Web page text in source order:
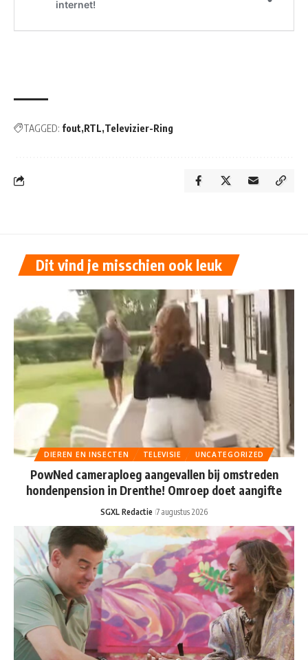
TAGGED: fout RTL Televizier-Ring
Dit vind je misschien ook leuk
DIEREN EN INSECTEN TELEVISIE UNCATEGORIZED
PowNed cameraploeg aangevallen bij omstreden
hondenpension in Drenthe! Omroep doet aangifte
SGXL Redactie 7 augustus 2026